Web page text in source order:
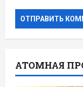
АТОМНАЯ